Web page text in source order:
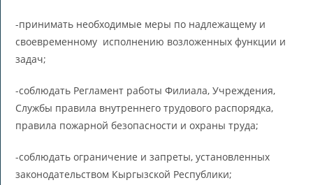
-принимать необходимые меры по надлежащему и
своевременному исполнению возложенных функции и
задач;
-соблюдать Регламент работы Филиала, Учреждения,
Службы правила внутреннего трудового распорядка,
правила пожарной безопасности и охраны труда;
-соблюдать ограничение и запреты, установленных
законодательством Кыргызской Республики;